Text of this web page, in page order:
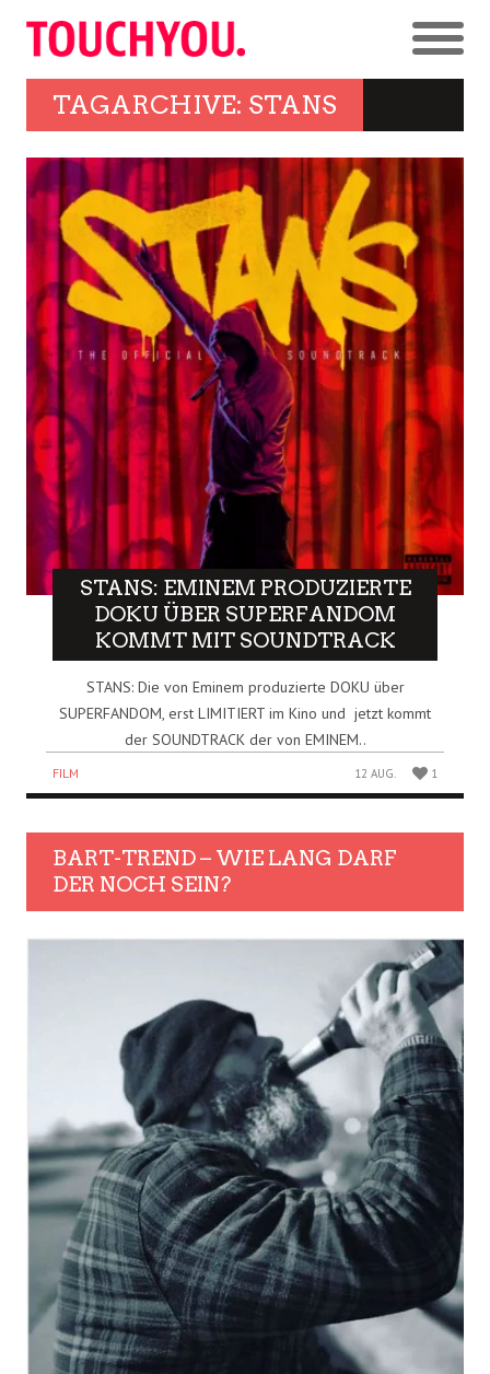
TAGARCHIVE: STANS
STANS: EMINEM PRODUZIERTE
DOKU ÜBER SUPERFANDOM
KOMMT MIT SOUNDTRACK
STANS: Die von Eminem produzierte DOKU über
SUPERFANDOM, erst LIMITIERT im Kino und jetzt kommt
der SOUNDTRACK der von EMINEM..
FILM 12 AUG. 1
BART-TREND – WIE LANG DARF
DER NOCH SEIN?